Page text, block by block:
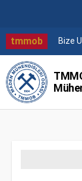
tmmob Bize